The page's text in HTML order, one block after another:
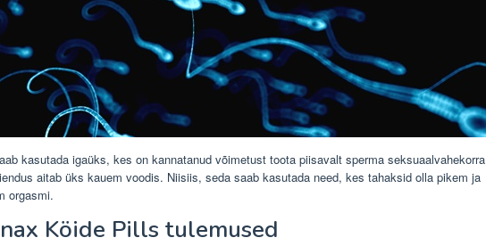
kasutada igaüks, kes on kannatanud võimetust toota piisavalt sperma seksuaalvahekorra
aitab üks kauem voodis. Niisiis, seda saab kasutada need, kes tahaksid olla pikem ja
orgasmi.
Köide Pills tulemused